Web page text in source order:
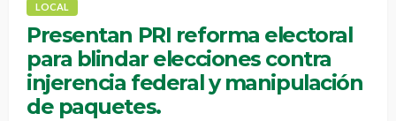
LOCAL
Presentan PRI reforma electoral
para blindar elecciones contra
injerencia federal y manipulación
de paquetes.